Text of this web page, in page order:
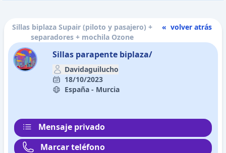
Sillas biplaza Supair (piloto y pasajero) +
separadores + mochila Ozone
« volver atrás
Sillas parapente biplaza/
Davidaguilucho
18/10/2023
España - Murcia
Mensaje privado
Marcar teléfono